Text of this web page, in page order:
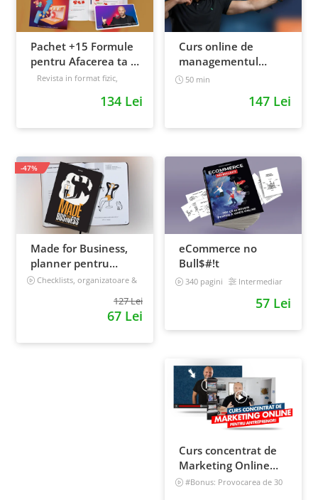
Pachet +15 Formule
pentru Afacerea ta +
Prompt-uri dedicate
Revista in format fizic,
134 Lei
Curs online de
managementul
timpului: cum sa
50 min
147 Lei
Made for Business,
planner pentru
afaceri & viata,
Checklists, organizatoare &
127 Lei
67 Lei
-47%
eCommerce no
Bull$#!t
340 pagini Intermediar
57 Lei
Curs concentrat de
Marketing Online
pentru antreprenori
#Bonus: Provocarea de 30